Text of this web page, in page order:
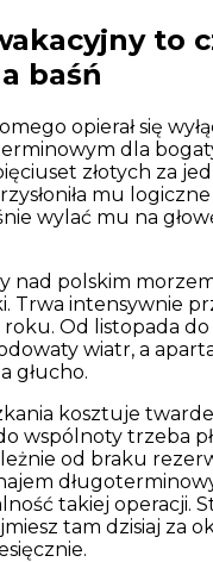
to
baśń
opierał się
dla
złotych za
mu
wylać mu na
nad polskim
Trwa intensywnie
Od listopada
wiatr, a
głucho.
kosztuje
wspólnoty trzeba
od braku
takiej operacji.
tam dzisiaj za